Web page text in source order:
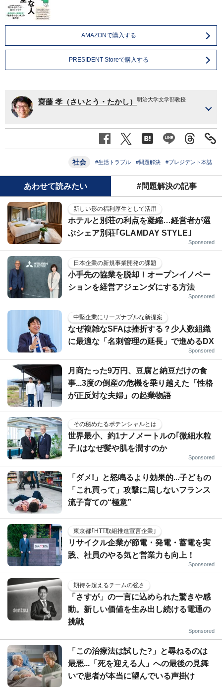
AMAZONで購入する
PRESIDENT Storeで購入する
齋藤 孝（さいとう・たかし） 明治大学文学部教授
社会 #生活トラブル #問題解決 #プレジデント本誌
あわせて読みたい #問題解決の記事
新しい形の福利厚生として活用
ホテルと別荘の利点を凝縮…経営者が選
ぶシェア別荘｢GLAMDAY STYLE｣
Sponsored
日本企業の新規事業開発の課題
小手先の協業を脱却！オープンイノベー
ションを経営アジェンダにする方法
Sponsored
中堅企業にリーズナブルな新提案
なぜ複雑なSFAは挫折する？少人数組織
に最適な「名刺管理の延長」で進めるDX
Sponsored
月商たった9万円、豆腐と納豆だけの食
事...3度の倒産の危機を乗り越えた「性格
が正反対な夫婦」の起業物語
その秘めたるポテンシャルとは
世界最小、約1ナノメートルの｢微細水粒
子｣はなぜ髪や肌を潤すのか
Sponsored
「ダメ!」と怒鳴るより効果的...子どもの
「これ買って」攻撃に屈しないフランス
流子育ての“極意”
東京都｢HTT取組推進宣言企業｣
リサイクル企業が節電・発電・蓄電を実
践、社員のやる気と営業力も向上！
Sponsored
期待を超えるチームの強さ
「さすが」の一言に込められた驚きや感
動。新しい価値を生み出し続ける電通の
挑戦
Sponsored
「この治療法は試した?」と尋ねるのは
最悪...「死を迎える人」への最後の見舞
いで患者が本当に望んでいる声掛け